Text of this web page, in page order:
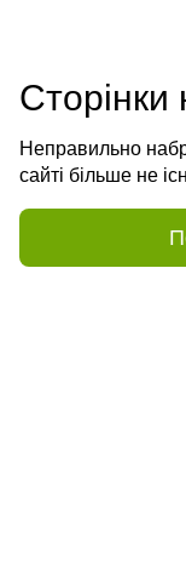
Сторінки
Неправильно
сайті більше не